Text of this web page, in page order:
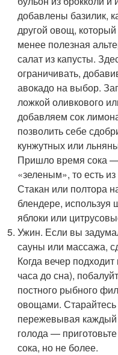
добавлены базилик,
другой овощ,
менее полезная
салат из капусты.
ограничивать,
авокадо на выбор.
ложкой оливкового
добавляем сок
позволить себе
кунжутных или
Пришло время сока
«зеленым», то есть
Стакан или полтора
блендере, используя
яблоки или
Ужин. Если вы
сауны или массажа,
Когда вечер
часа до сна),
постного рыбного
овощами.
пережевывая каждый
голода —
сока, но не более.